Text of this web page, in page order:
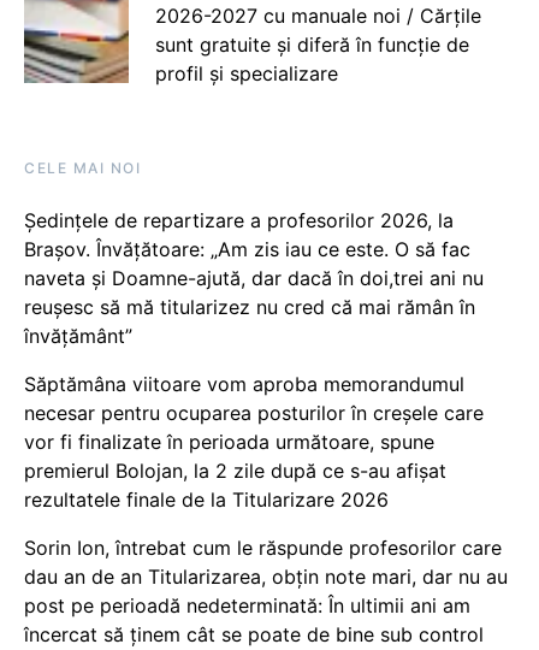
2026-2027 cu manuale noi / Cărțile
sunt gratuite și diferă în funcție de
profil și specializare
CELE MAI NOI
Ședințele de repartizare a profesorilor 2026, la
Brașov. Învățătoare: „Am zis iau ce este. O să fac
naveta și Doamne-ajută, dar dacă în doi,trei ani nu
reușesc să mă titularizez nu cred că mai rămân în
învățământ”
Săptămâna viitoare vom aproba memorandumul
necesar pentru ocuparea posturilor în creșele care
vor fi finalizate în perioada următoare, spune
premierul Bolojan, la 2 zile după ce s-au afișat
rezultatele finale de la Titularizare 2026
Sorin Ion, întrebat cum le răspunde profesorilor care
dau an de an Titularizarea, obțin note mari, dar nu au
post pe perioadă nedeterminată: În ultimii ani am
încercat să ținem cât se poate de bine sub control